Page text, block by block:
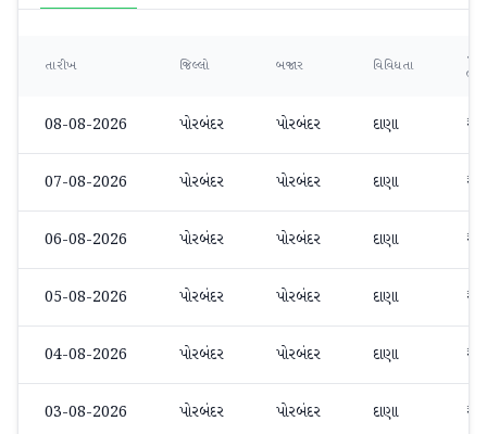
તારીખ જિલ્લો બજાર વિવિધતા
ભાવ
08-08-2026 પોરબંદર પોરબંદર દાણા
07-08-2026 પોરબંદર પોરબંદર દાણા
06-08-2026 પોરબંદર પોરબંદર દાણા
05-08-2026 પોરબંદર પોરબંદર દાણા
04-08-2026 પોરબંદર પોરબંદર દાણા
03-08-2026 પોરબંદર પોરબંદર દાણા